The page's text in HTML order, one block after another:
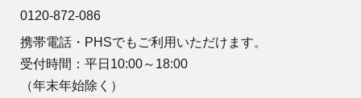
0120-872-086
携帯電話・PHSでもご利用いただけます。
受付時間：平日10:00～18:00
（年末年始除く）